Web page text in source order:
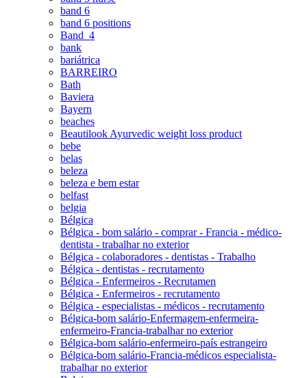
band 6
band 6 positions
Band_4
bank
bariátrica
BARREIRO
Bath
Baviera
Bayern
beaches
Beautilook Ayurvedic weight loss product
bebe
belas
beleza
beleza e bem estar
belfast
belgia
Bélgica
Bélgica - bom salário - comprar - Francia - médico-
dentista - trabalhar no exterior
Bélgica - colaboradores - dentistas - Trabalho
Bélgica - dentistas - recrutamento
Bélgica - Enfermeiros - Recrutamen
Bélgica - Enfermeiros - recrutamento
Bélgica - especialistas - médicos - recrutamento
Bélgica-bom salário-Enfermagem-enfermeira-
enfermeiro-Francia-trabalhar no exterior
Bélgica-bom salário-enfermeiro-país estrangeiro
Bélgica-bom salário-Francia-médicos especialista-
trabalhar no exterior